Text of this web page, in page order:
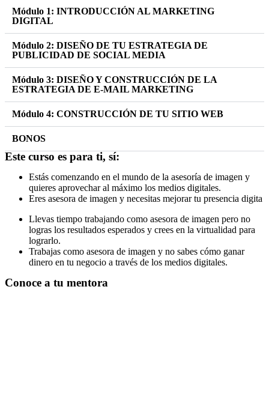
Módulo 1: INTRODUCCIÓN AL MARKETING
DIGITAL
Módulo 2: DISEÑO DE TU ESTRATEGIA DE
PUBLICIDAD DE SOCIAL MEDIA
Módulo 3: DISEÑO Y CONSTRUCCIÓN DE LA
ESTRATEGIA DE E-MAIL MARKETING
Módulo 4: CONSTRUCCIÓN DE TU SITIO WEB
BONOS
Este curso es para ti, sí:
Estás comenzando en el mundo de la asesoría de imagen y
quieres aprovechar al máximo los medios digitales.
Eres asesora de imagen y necesitas mejorar tu presencia digita
Llevas tiempo trabajando como asesora de imagen pero no
logras los resultados esperados y crees en la virtualidad para
lograrlo.
Trabajas como asesora de imagen y no sabes cómo ganar
dinero en tu negocio a través de los medios digitales.
Conoce a tu mentora